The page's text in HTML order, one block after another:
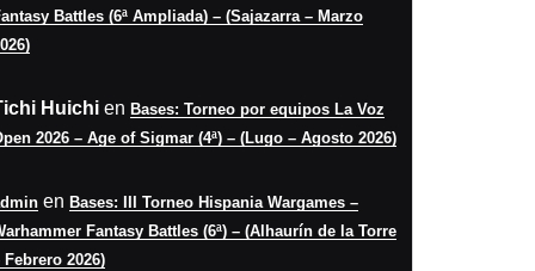
Battles (6ª Ampliada) – (Sajazarra – Marzo
Huichi en Bases: Torneo por equipos La Voz
2026 – Age of Sigmar (4ª) – (Lugo – Agosto 2026)
en Bases: III Torneo Hispania Wargames –
Fantasy Battles (6ª) – (Alhaurín de la Torre
Febrero 2026)